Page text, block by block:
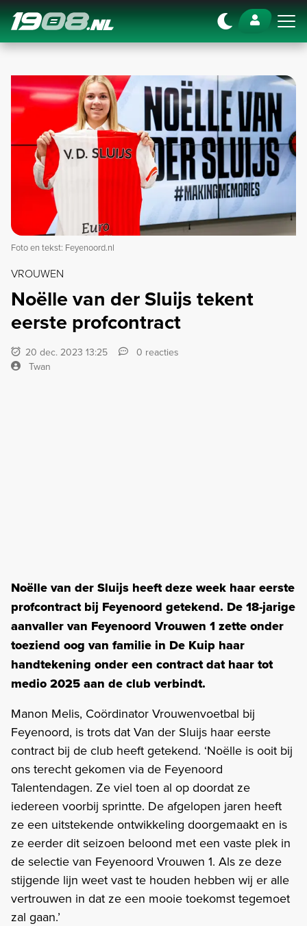
Navigation
Foto en tekst: Feyenoord.nl
VROUWEN
Noëlle van der Sluijs tekent
eerste profcontract
20 dec. 2023 13:25
0 reacties
Twan
Noëlle van der Sluijs heeft deze week haar eerste
profcontract bij Feyenoord getekend. De 18-jarige
aanvaller van Feyenoord Vrouwen 1 zette onder
toeziend oog van familie in De Kuip haar
handtekening onder een contract dat haar tot
medio 2025 aan de club verbindt.
Manon Melis, Coördinator Vrouwenvoetbal bij
Feyenoord, is trots dat Van der Sluijs haar eerste
contract bij de club heeft getekend. ‘Noëlle is ooit bij
ons terecht gekomen via de Feyenoord
Talentendagen. Ze viel toen al op doordat ze
iedereen voorbij sprintte. De afgelopen jaren heeft
ze een uitstekende ontwikkeling doorgemaakt en is
ze eerder dit seizoen beloond met een vaste plek in
de selectie van Feyenoord Vrouwen 1. Als ze deze
stijgende lijn weet vast te houden hebben wij er alle
vertrouwen in dat ze een mooie toekomst tegemoet
zal gaan.’